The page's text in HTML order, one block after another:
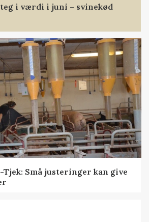
i værdi i juni – svinekød
Tjek: Små justeringer kan give